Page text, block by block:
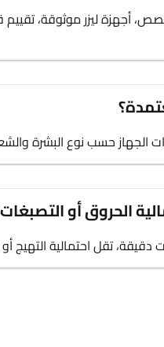
أجهزة ليزر موثوقة، تقييم
الجهاز حسب نوع البشرة
الحروق أو
تقل احتمالية التهيج